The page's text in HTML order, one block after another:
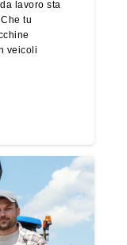
lavoro sta
tu
veicoli